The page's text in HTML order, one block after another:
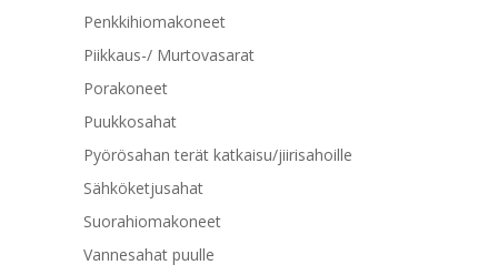
Penkkihiomakoneet
Piikkaus-/ Murtovasarat
Porakoneet
Puukkosahat
Pyörösahan terät katkaisu/jiirisahoille
Sähköketjusahat
Suorahiomakoneet
Vannesahat puulle